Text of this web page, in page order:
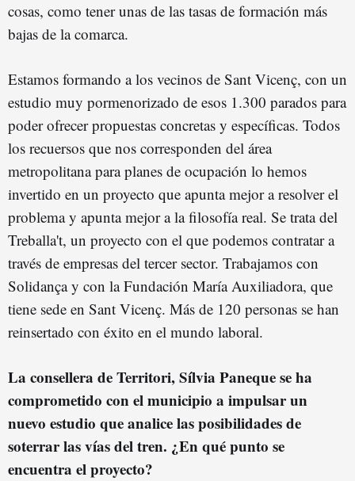
cosas, como tener unas de las tasas de formación más
bajas de la comarca.
Estamos formando a los vecinos de Sant Vicenç, con un
estudio muy pormenorizado de esos 1.300 parados para
poder ofrecer propuestas concretas y específicas. Todos
los recuersos que nos corresponden del área
metropolitana para planes de ocupación lo hemos
invertido en un proyecto que apunta mejor a resolver el
problema y apunta mejor a la filosofía real. Se trata del
Treballa't, un proyecto con el que podemos contratar a
través de empresas del tercer sector. Trabajamos con
Solidança y con la Fundación María Auxiliadora, que
tiene sede en Sant Vicenç. Más de 120 personas se han
reinsertado con éxito en el mundo laboral.
La consellera de Territori, Sílvia Paneque se ha
comprometido con el municipio a impulsar un
nuevo estudio que analice las posibilidades de
soterrar las vías del tren. ¿En qué punto se
encuentra el proyecto?